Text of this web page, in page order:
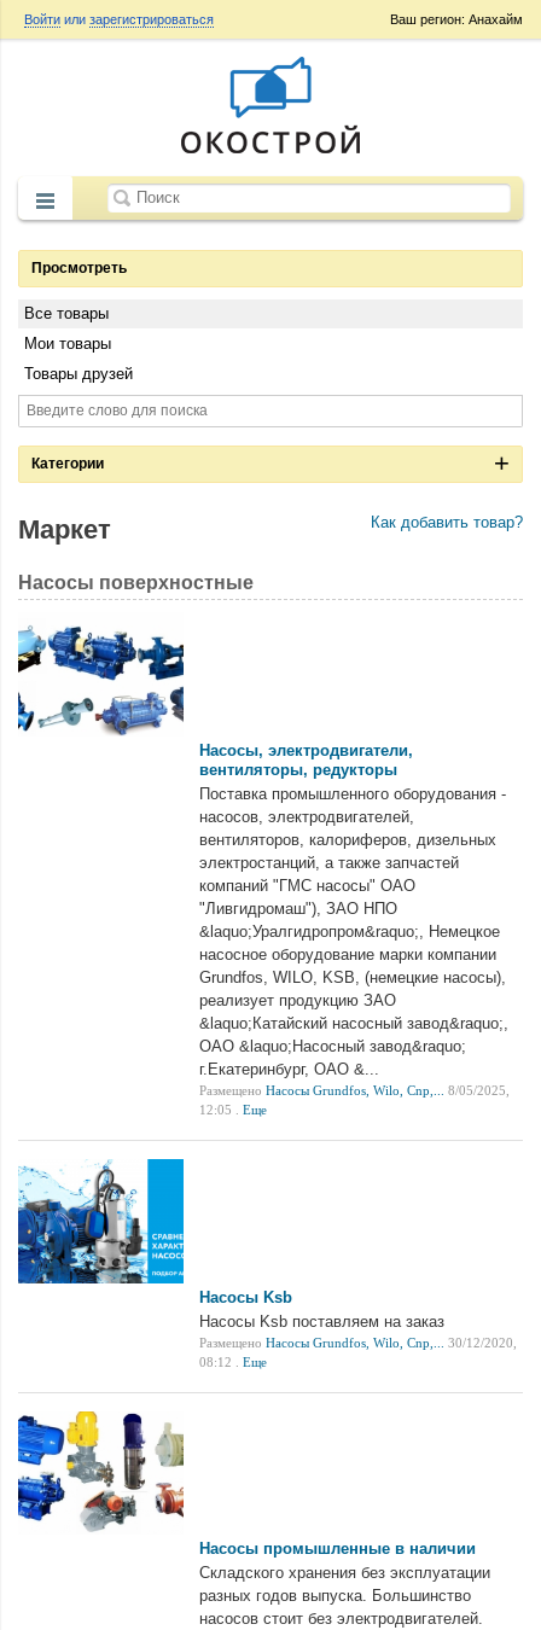
Ваш регион: Анахайм
Войти или зарегистрироваться
Просмотреть
Все товары
Мои товары
Товары друзей
Категории
Как добавить товар?
Маркет
Насосы поверхностные
Насосы, электродвигатели,
вентиляторы, редукторы
Поставка промышленного оборудования -
насосов, электродвигателей,
вентиляторов, калориферов, дизельных
электростанций, а также запчастей
компаний "ГМС насосы" ОАО
"Ливгидромаш"), ЗАО НПО
&laquo;Уралгидропром&raquo;, Немецкое
насосное оборудование марки компании
Grundfos, WILO, KSB, (немецкие насосы),
реализует продукцию ЗАО
&laquo;Катайский насосный завод&raquo;,
ОАО &laquo;Насосный завод&raquo;
г.Екатеринбург, ОАО &...
Размещено Насосы Grundfos, Wilo, Cnp,...
8/05/2025,
12:05 . Еще
Насосы Ksb
Насосы Ksb поставляем на заказ
Размещено Насосы Grundfos, Wilo, Cnp,...
30/12/2020,
08:12 . Еще
Насосы промышленные в наличии
Складского хранения без эксплуатации
разных годов выпуска. Большинство
насосов стоит без электродвигателей.